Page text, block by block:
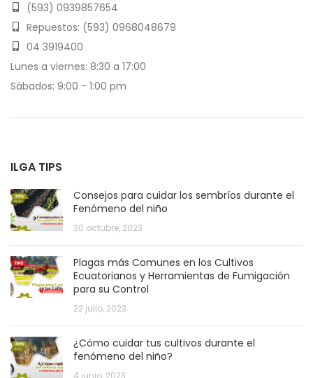
(593) 0939857654
Repuestos: (593) 0968048679
04 3919400
Lunes a viernes: 8:30 a 17:00
Sábados: 9:00 - 1:00 pm
ILGA TIPS
Consejos para cuidar los sembríos durante el
Fenómeno del niño
30 octubre, 2023
Plagas más Comunes en los Cultivos
Ecuatorianos y Herramientas de Fumigación
para su Control
22 julio, 2023
¿Cómo cuidar tus cultivos durante el
fenómeno del niño?
4 junio, 2023